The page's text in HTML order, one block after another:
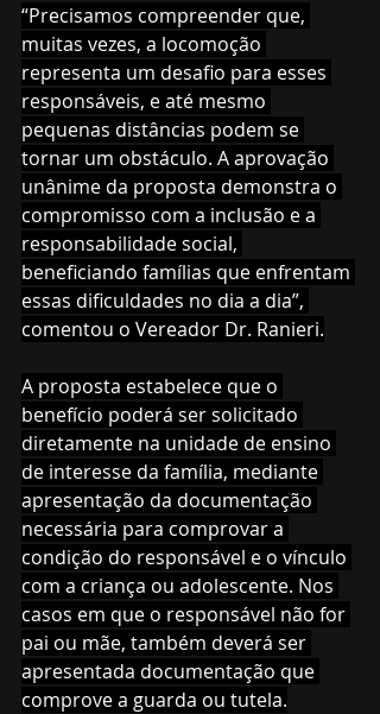
“Precisamos compreender que,
muitas vezes, a locomoção
representa um desafio para esses
responsáveis, e até mesmo
pequenas distâncias podem se
tornar um obstáculo. A aprovação
unânime da proposta demonstra o
compromisso com a inclusão e a
responsabilidade social,
beneficiando famílias que enfrentam
essas dificuldades no dia a dia”,
comentou o Vereador Dr. Ranieri.
A proposta estabelece que o
benefício poderá ser solicitado
diretamente na unidade de ensino
de interesse da família, mediante
apresentação da documentação
necessária para comprovar a
condição do responsável e o vínculo
com a criança ou adolescente. Nos
casos em que o responsável não for
pai ou mãe, também deverá ser
apresentada documentação que
comprove a guarda ou tutela.